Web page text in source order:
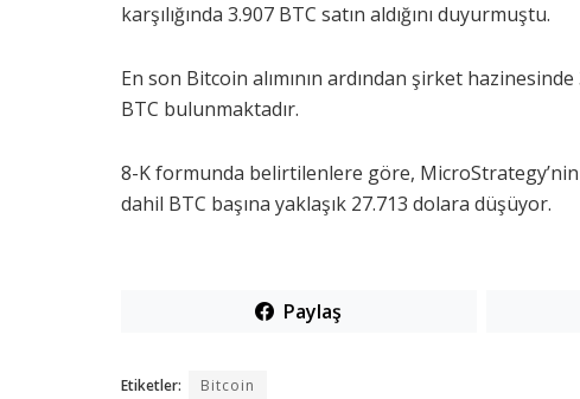
karşılığında 3.907 BTC satın aldığını duyurmuştu.
En son Bitcoin alımının ardından şirket
BTC bulunmaktadır.
8-K formunda belirtilenlere göre,
dahil BTC başına yaklaşık 27.713 dolara düşüyor.
Paylaş
Etiketler: Bitcoin